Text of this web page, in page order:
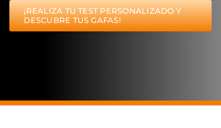
¡REALIZA TU TEST PERSONALIZADO Y
DESCUBRE TUS GAFAS!